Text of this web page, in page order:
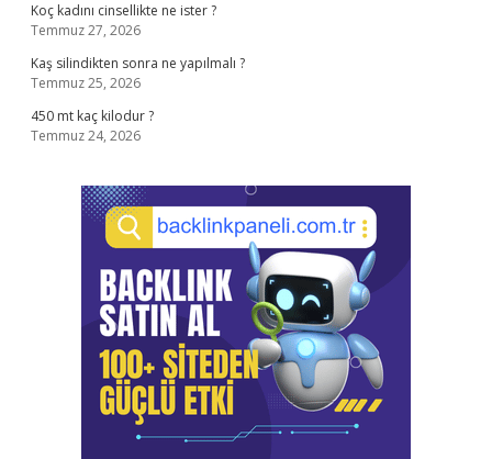
Koç kadını cinsellikte ne ister ?
Temmuz 27, 2026
Kaş silindikten sonra ne yapılmalı ?
Temmuz 25, 2026
450 mt kaç kilodur ?
Temmuz 24, 2026